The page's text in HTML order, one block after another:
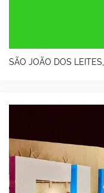
SÃO JOÃO DOS